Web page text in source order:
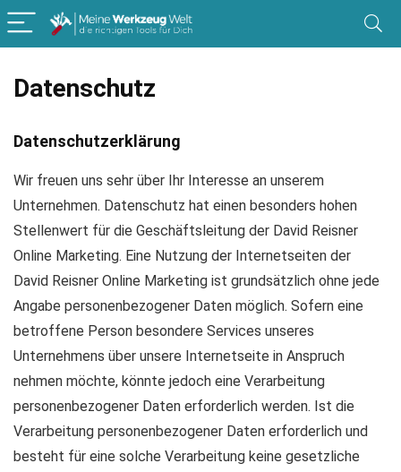
Datenschutz
Datenschutzerklärung
Wir freuen uns sehr über Ihr Interesse an unserem
Unternehmen. Datenschutz hat einen besonders hohen
Stellenwert für die Geschäftsleitung der David Reisner
Online Marketing. Eine Nutzung der Internetseiten der
David Reisner Online Marketing ist grundsätzlich ohne jede
Angabe personenbezogener Daten möglich. Sofern eine
betroffene Person besondere Services unseres
Unternehmens über unsere Internetseite in Anspruch
nehmen möchte, könnte jedoch eine Verarbeitung
personenbezogener Daten erforderlich werden. Ist die
Verarbeitung personenbezogener Daten erforderlich und
besteht für eine solche Verarbeitung keine gesetzliche